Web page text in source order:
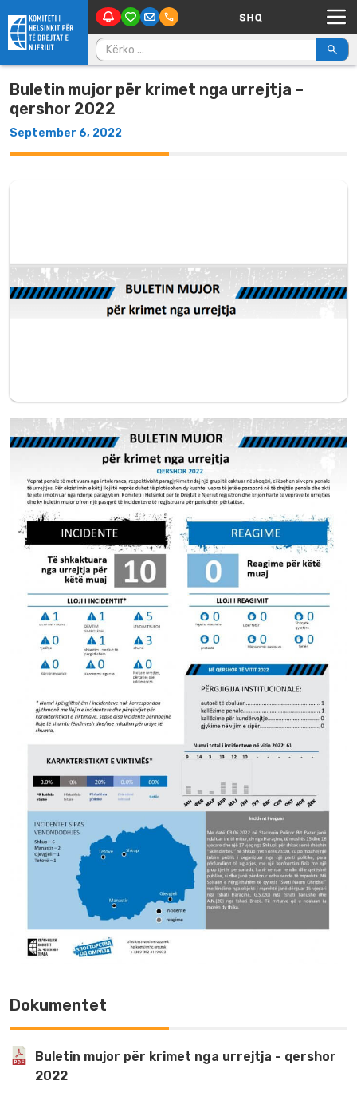
Skip to content Main Navigation
Kërko për:
Buletin mujor për krimet nga urrejtja –
qershor 2022
September 6, 2022
Dokumentet
Buletin mujor për krimet nga urrejtja - qershor
2022